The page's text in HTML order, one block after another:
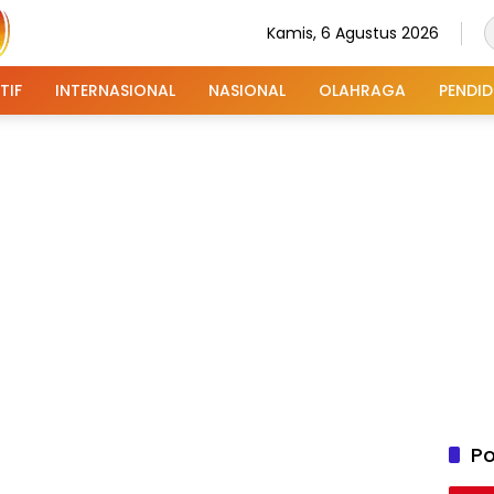
Kamis, 6 Agustus 2026
INTERNASIONAL NASIONAL OLAHRAGA